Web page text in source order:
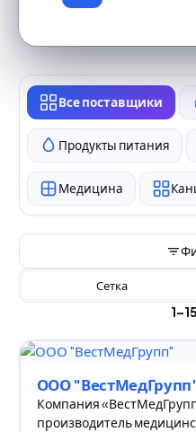
Все поставщики
Продукты питания
Медицина
1–15
Сетка
ООО
Компания
производитель